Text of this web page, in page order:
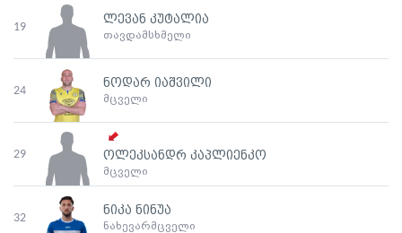
19
ლევან კუტალია
თავდამსხმელი
24
ნოდარ იაშვილი
მცველი
29 ოლეკსანდრ კაპლიენკო
მცველი
32
ნიკა ნინუა
ნახევარმცველი